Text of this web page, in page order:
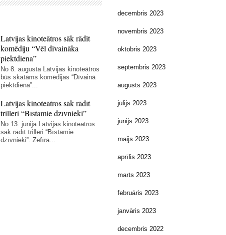
Latvijas kinoteātros sāk rādīt
komēdiju “Vēl dīvaināka
piektdiena”
No 8. augusta Latvijas kinoteātros
būs skatāms komēdijas “Dīvainā
piektdiena”...
Latvijas kinoteātros sāk rādīt
trilleri “Bīstamie dzīvnieki”
No 13. jūnija Latvijas kinoteātros
sāk rādīt trilleri “Bīstamie
dzīvnieki”. Zefīra...
decembris 2023
novembris 2023
oktobris 2023
septembris 2023
augusts 2023
jūlijs 2023
jūnijs 2023
maijs 2023
aprīlis 2023
marts 2023
februāris 2023
janvāris 2023
decembris 2022